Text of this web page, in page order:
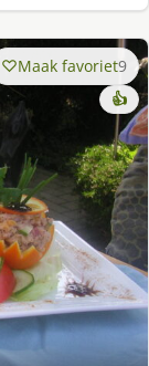
Maak favoriet9
👍